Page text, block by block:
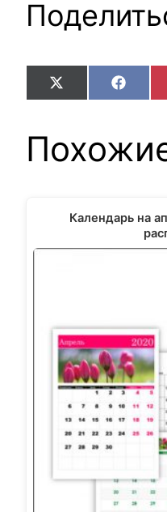
Share
on
X
(Twitter)
Share
on
Календарь на